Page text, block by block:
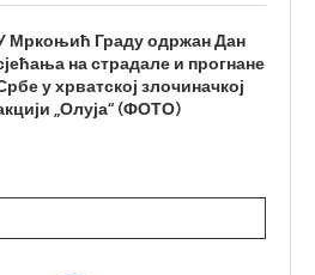
Мркоњић Граду одржан Дан
на страдале и прогнане
у хрватској злочиначкој
„Олуја“ (ФОТО)